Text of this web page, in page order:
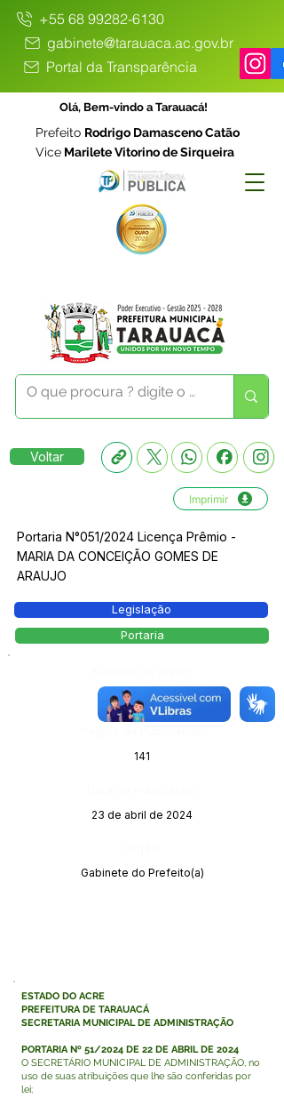
+55 68 99282-6130
gabinete@tarauaca.ac.gov.br
Portal da Transparência
Olá, Bem-vindo a Tarauacá!
Prefeito Rodrigo Damasceno Catão
Vice Marilete Vitorino de Sirqueira
Voltar
Imprimir
Portaria N°051/2024 Licença Prêmio -
MARIA DA CONCEIÇÃO GOMES DE
ARAUJO
Legislação
Portaria
13759
141
23 de abril de 2024
Gabinete do Prefeito(a)
ESTADO DO ACRE
PREFEITURA DE TARAUACÁ
SECRETARIA MUNICIPAL DE ADMINISTRAÇÃO
PORTARIA Nº 51/2024 DE 22 DE ABRIL DE 2024
O SECRETÁRIO MUNICIPAL DE ADMINISTRAÇÃO, no
uso de suas atribuições que lhe são conferidas por
lei;